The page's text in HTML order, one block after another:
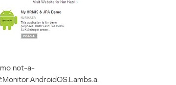
not-a-